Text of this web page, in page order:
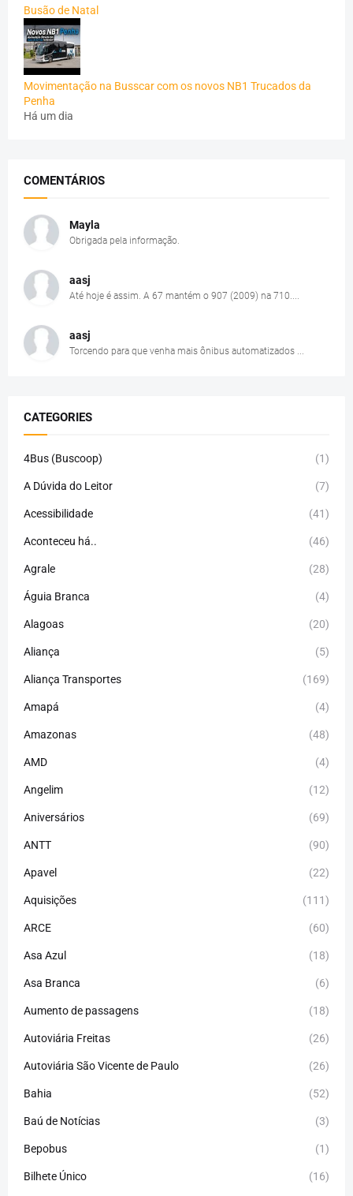
Busão de Natal
Movimentação na Busscar com os novos NB1 Trucados da
Penha
Há um dia
COMENTÁRIOS
Mayla
Obrigada pela informação.
aasj
Até hoje é assim. A 67 mantém o 907 (2009) na 710....
aasj
Torcendo para que venha mais ônibus automatizados ...
CATEGORIES
4Bus (Buscoop) (1)
A Dúvida do Leitor (7)
Acessibilidade (41)
Aconteceu há.. (46)
Agrale (28)
Águia Branca (4)
Alagoas (20)
Aliança (5)
Aliança Transportes (169)
Amapá (4)
Amazonas (48)
AMD (4)
Angelim (12)
Aniversários (69)
ANTT (90)
Apavel (22)
Aquisições (111)
ARCE (60)
Asa Azul (18)
Asa Branca (6)
Aumento de passagens (18)
Autoviária Freitas (26)
Autoviária São Vicente de Paulo (26)
Bahia (52)
Baú de Notícias (3)
Bepobus (1)
Bilhete Único (16)